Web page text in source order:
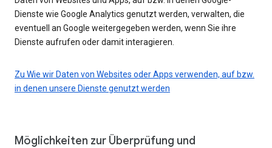
Dienste wie Google Analytics genutzt werden, verwalten, die
eventuell an Google weitergegeben werden, wenn Sie ihre
Dienste aufrufen oder damit interagieren.
Zu Wie wir Daten von Websites oder Apps verwenden, auf bzw.
in denen unsere Dienste genutzt werden
Möglichkeiten zur Überprüfung und